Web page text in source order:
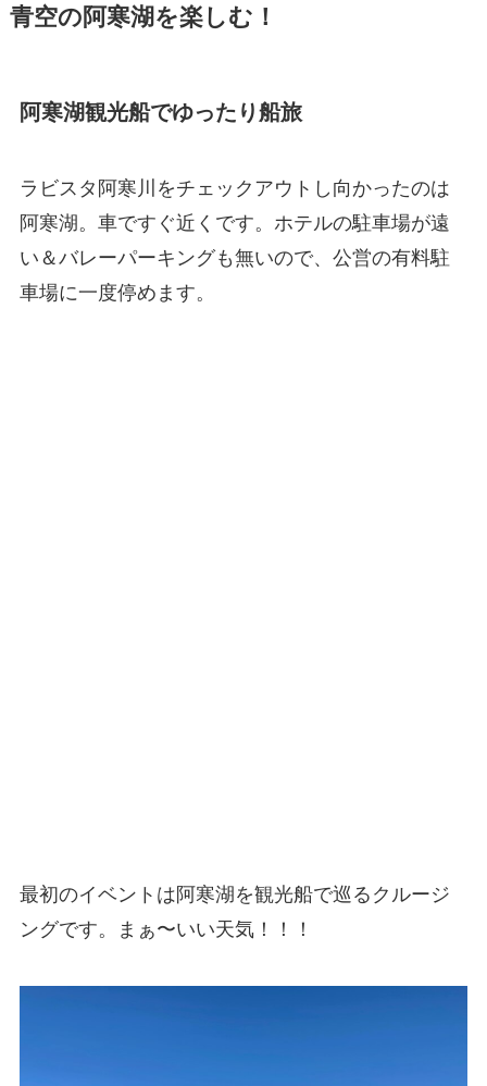
青空の阿寒湖を楽しむ！
阿寒湖観光船でゆったり船旅
ラビスタ阿寒川をチェックアウトし向かったのは
阿寒湖。車ですぐ近くです。ホテルの駐車場が遠
い＆バレーパーキングも無いので、公営の有料駐
車場に一度停めます。
最初のイベントは阿寒湖を観光船で巡るクルージ
ングです。まぁ〜いい天気！！！